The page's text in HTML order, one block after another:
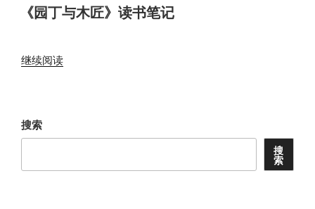
《园丁与木匠》读书笔记
继续阅读“《园
读
搜索
搜
索